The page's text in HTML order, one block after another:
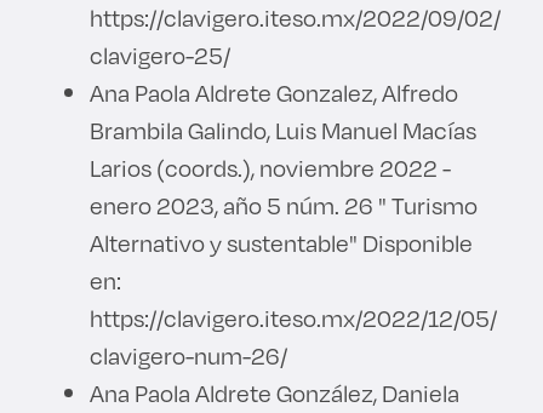
https://clavigero.iteso.mx/2022/09/02/
clavigero-25/
Ana Paola Aldrete Gonzalez, Alfredo
Brambila Galindo, Luis Manuel Macías
Larios (coords.), noviembre 2022 -
enero 2023, año 5 núm. 26 " Turismo
Alternativo y sustentable" Disponible
en:
https://clavigero.iteso.mx/2022/12/05/
clavigero-num-26/
Ana Paola Aldrete González, Daniela